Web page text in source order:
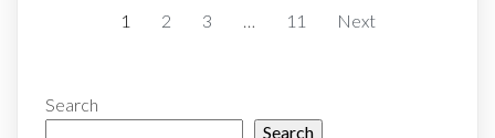
1 2 3 … 11 Next
Search
Search